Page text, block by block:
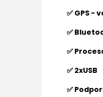
✅ GPS -
✅
✅
✅ 2xUSB
✅